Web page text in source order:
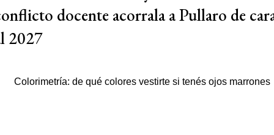
docente acorrala a Pullaro de
2027